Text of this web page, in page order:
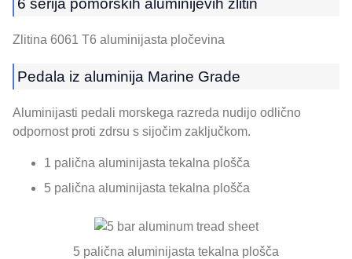
6 serija pomorskih aluminijevih zlitin
Zlitina 6061 T6 aluminijasta pločevina
Pedala iz aluminija Marine Grade
Aluminijasti pedali morskega razreda nudijo odlično
odpornost proti zdrsu s sijočim zaključkom.
1 palična aluminijasta tekalna plošča
5 palična aluminijasta tekalna plošča
5 palična aluminijasta tekalna plošča